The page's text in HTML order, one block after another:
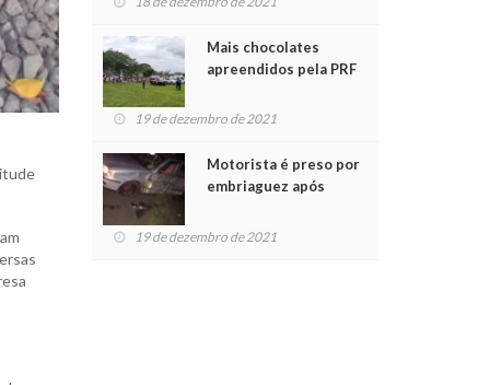
Mais chocolates
apreendidos pela PRF
crianças no Natal
19 de dezembro de 2021
Motorista é preso por
embriaguez após
feridos
19 de dezembro de 2021